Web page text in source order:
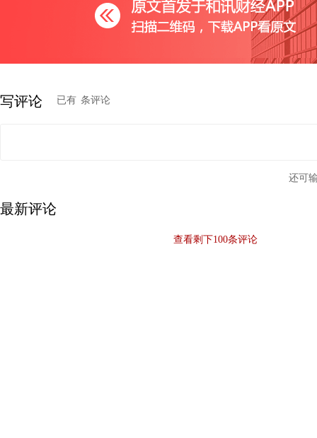
写评论 已有 条评论
还可
最新评论
查看剩下100条评论